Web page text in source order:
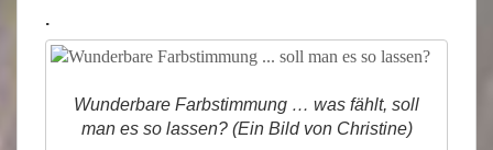
.
Wunderbare Farbstimmung … was fählt, soll
man es so lassen? (Ein Bild von Christine)